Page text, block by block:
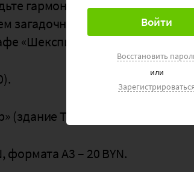
гармоничны. На мастер-
загадочной девушки,
«Шекспир».
Театра кукол).
формата А3 – 20 BYN.
Восстановить
или
Зарегистрироваться